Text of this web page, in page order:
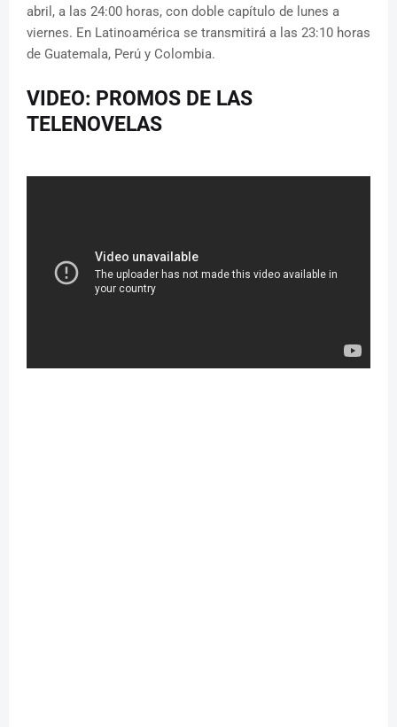
abril, a las 24:00 horas, con doble capítulo de lunes a
viernes. En Latinoamérica se transmitirá a las 23:10 horas
de Guatemala, Perú y Colombia.
VIDEO: PROMOS DE LAS
TELENOVELAS